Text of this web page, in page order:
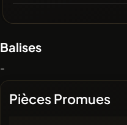
Balises
-
Pièces Promues